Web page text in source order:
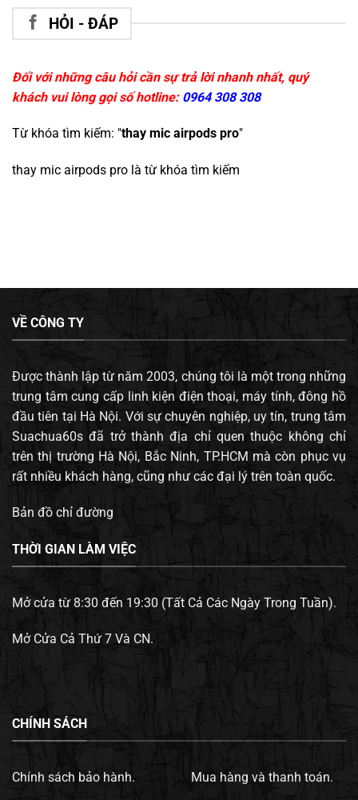
HỎI - ĐÁP
Đối với những câu hỏi cần sự trả lời nhanh nhất, quý
khách vui lòng gọi số hotline: 0964 308 308
Từ khóa tìm kiếm: "thay mic airpods pro"
thay mic airpods pro là từ khóa tìm kiếm
VỀ CÔNG TY
Được thành lập từ năm 2003, chúng tôi là một trong những
trung tâm cung cấp linh kiện điện thoại, máy tính, đông hồ
đầu tiên tại Hà Nội. Với sự chuyên nghiệp, uy tín, trung tâm
Suachua60s đã trở thành địa chỉ quen thuộc không chỉ
trên thị trường Hà Nội, Bắc Ninh, TP.HCM mà còn phục vụ
rất nhiều khách hàng, cũng như các đại lý trên toàn quốc.
Bản đồ chỉ đường
THỜI GIAN LÀM VIỆC
Mở cửa từ 8:30 đến 19:30 (Tất Cả Các Ngày Trong Tuần).
Mở Cửa Cả Thứ 7 Và CN.
CHÍNH SÁCH
Chính sách bảo hành. Mua hàng và thanh toán.